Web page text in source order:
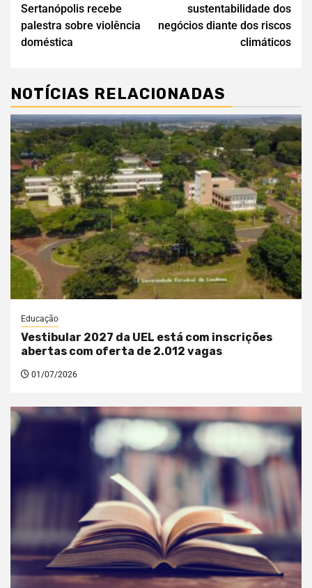
Sertanópolis recebe
palestra sobre violência
doméstica
sustentabilidade dos
negócios diante dos riscos
climáticos
NOTÍCIAS RELACIONADAS
Educação
Vestibular 2027 da UEL está com inscrições
abertas com oferta de 2.012 vagas
01/07/2026